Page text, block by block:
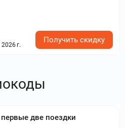
г.
Получить скидку
первые две поездки